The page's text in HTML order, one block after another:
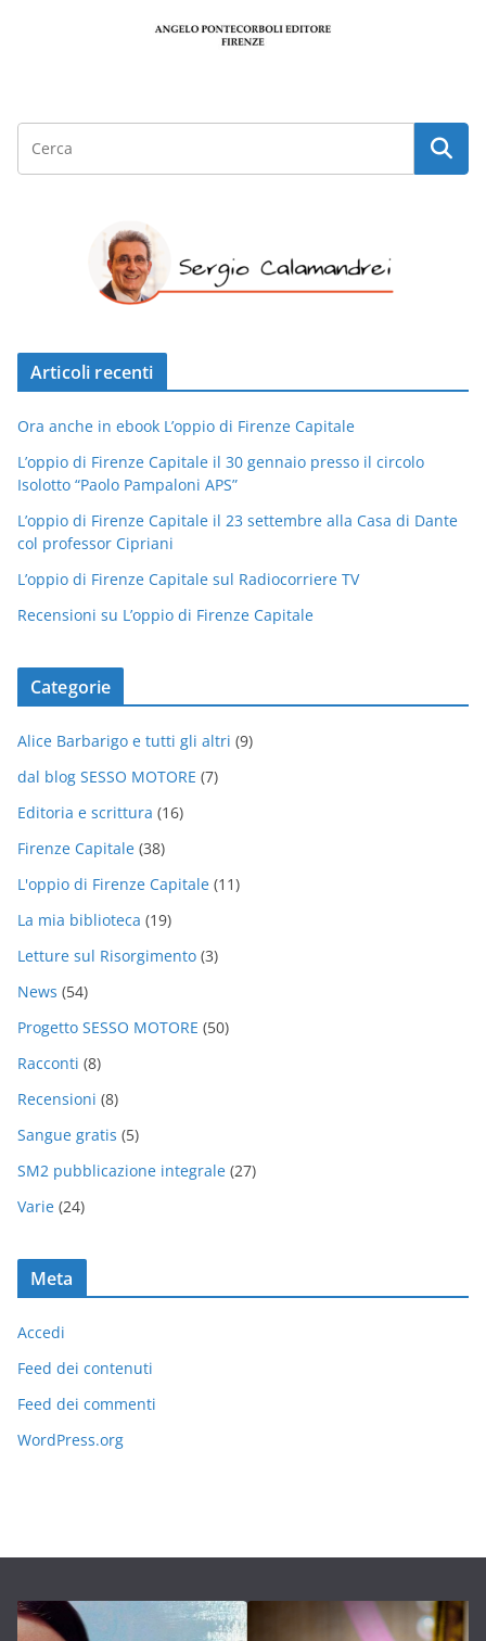
Articoli recenti
Ora anche in ebook L’oppio di Firenze Capitale
L’oppio di Firenze Capitale il 30 gennaio presso il circolo
Isolotto “Paolo Pampaloni APS”
L’oppio di Firenze Capitale il 23 settembre alla Casa di Dante
col professor Cipriani
L’oppio di Firenze Capitale sul Radiocorriere TV
Recensioni su L’oppio di Firenze Capitale
Categorie
Alice Barbarigo e tutti gli altri (9)
dal blog SESSO MOTORE (7)
Editoria e scrittura (16)
Firenze Capitale (38)
L'oppio di Firenze Capitale (11)
La mia biblioteca (19)
Letture sul Risorgimento (3)
News (54)
Progetto SESSO MOTORE (50)
Racconti (8)
Recensioni (8)
Sangue gratis (5)
SM2 pubblicazione integrale (27)
Varie (24)
Meta
Accedi
Feed dei contenuti
Feed dei commenti
WordPress.org